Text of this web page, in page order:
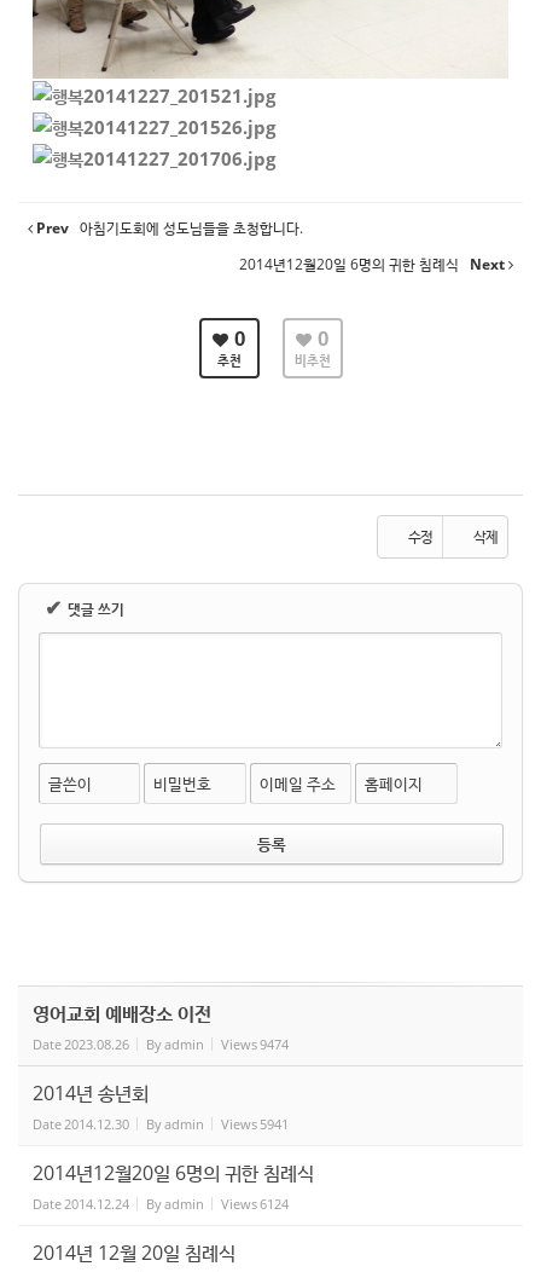
Prev 아침기도회에 성도님들을 초청합니다.
2014년12월20일 6명의 귀한 침례식
Next
0
추천
0
비추천
수정 삭제
✔ 댓글 쓰기
글쓴이 비밀번호 이메일 주소 홈페이지
영어교회 예배장소 이전
Date 2023.08.26 Byadmin Views9474
2014년 송년회
Date 2014.12.30 Byadmin Views 5941
2014년12월20일 6명의 귀한 침례식
Date 2014.12.24 Byadmin Views6124
2014년 12월 20일 침례식